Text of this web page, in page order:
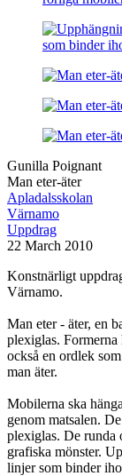
Gunilla Poignant
Man eter-äter
Apladalsskolan
Värnamo
Uppdrag
22 March 2010
Konstnärligt
Värnamo.
Man eter - äter, en
plexiglas. Formerna
också en ordlek
man äter.
Mobilerna ska
genom matsalen.
plexiglas. De runda
grafiska mönster.
linjer som binder